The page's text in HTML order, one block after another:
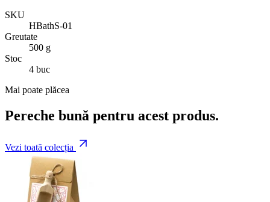
SKU
HBathS-01
Greutate
500 g
Stoc
4 buc
Mai poate plăcea
Pereche bună pentru acest produs.
Vezi toată colecția